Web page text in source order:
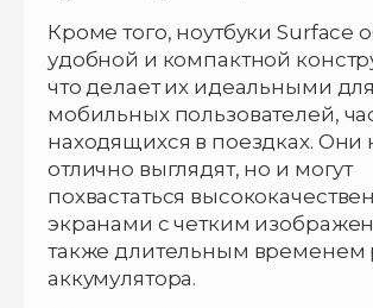
Кроме того, ноутбуки Surface
удобной и компактной
что делает их идеальными для
мобильных пользователей,
находящихся в поездках. Они
отлично выглядят, но и могут
похвастаться
экранами с четким
также длительным временем
аккумулятора.